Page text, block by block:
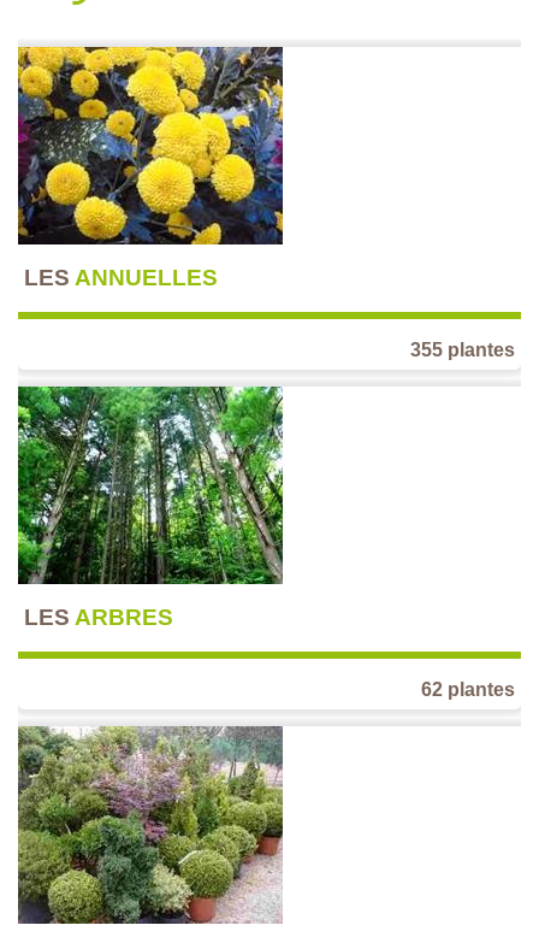
LES ANNUELLES
355 plantes
LES ARBRES
62 plantes